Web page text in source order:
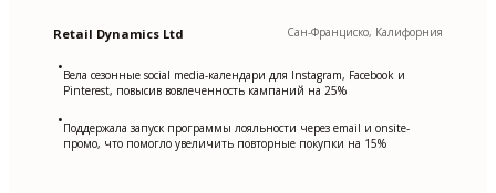
Retail Dynamics Ltd Сан-Франциско, Калифорния
•Вела сезонные social media-календари для Instagram, Facebook и
Pinterest, повысив вовлеченность кампаний на 25%
•Поддержала запуск программы лояльности через email и onsite-
промо, что помогло увеличить повторные покупки на 15%